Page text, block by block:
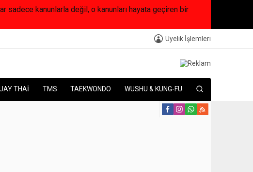
sadece kanunlarla değil, o kanunları hayata geçiren bir
Üyelik İşlemleri
THAİ TMS TAEKWONDO WUSHU & KUNG-FU